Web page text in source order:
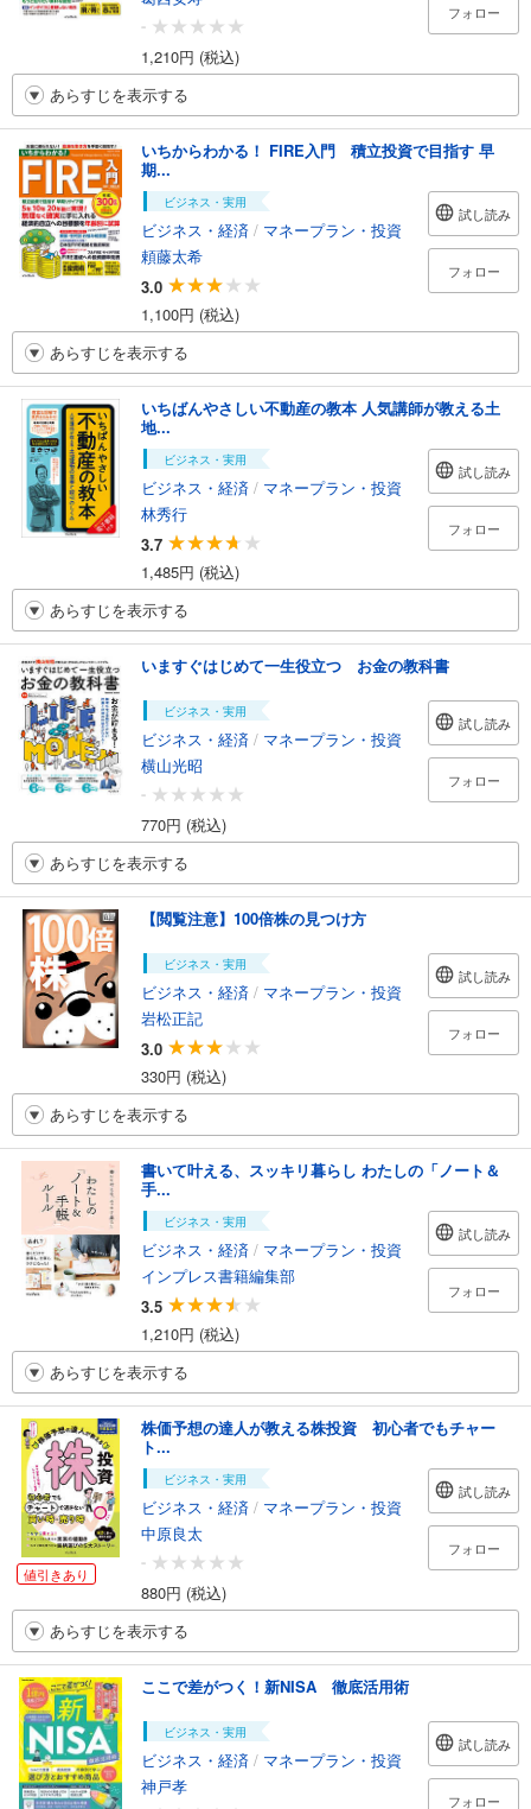
-
1,210円 (税込)
フォロー
あらすじを表示する
いちからわかる！ FIRE入門 積立投資で目指す 早
期...
ビジネス・実用
ビジネス・経済 / マネープラン・投資
頼藤太希
3.0
1,100円 (税込)
試し読み
フォロー
あらすじを表示する
いちばんやさしい不動産の教本 人気講師が教える土
地...
ビジネス・実用
ビジネス・経済 / マネープラン・投資
林秀行
3.7
1,485円 (税込)
試し読み
フォロー
あらすじを表示する
いますぐはじめて一生役立つ お金の教科書
ビジネス・実用
ビジネス・経済 / マネープラン・投資
横山光昭
-
770円 (税込)
試し読み
フォロー
あらすじを表示する
【閲覧注意】100倍株の見つけ方
ビジネス・実用
ビジネス・経済 / マネープラン・投資
岩松正記
3.0
330円 (税込)
試し読み
フォロー
あらすじを表示する
書いて叶える、スッキリ暮らし わたしの「ノート＆
手...
ビジネス・実用
ビジネス・経済 / マネープラン・投資
インプレス書籍編集部
3.5
1,210円 (税込)
試し読み
フォロー
あらすじを表示する
値引きあり
株価予想の達人が教える株投資 初心者でもチャー
ト...
ビジネス・実用
ビジネス・経済 / マネープラン・投資
中原良太
-
880円 (税込)
試し読み
フォロー
あらすじを表示する
ここで差がつく！新NISA 徹底活用術
ビジネス・実用
ビジネス・経済 / マネープラン・投資
神戸孝
試し読み
フォロー